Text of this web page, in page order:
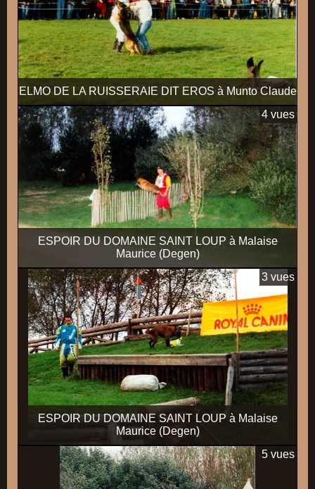
ELMO DE LA RUISSERAIE DIT EROS à Munto Claude
ESPOIR DU DOMAINE SAINT LOUP à Malaise
Maurice (Degen)
4 vues
ESPOIR DU DOMAINE SAINT LOUP à Malaise
Maurice (Degen)
3 vues
5 vues